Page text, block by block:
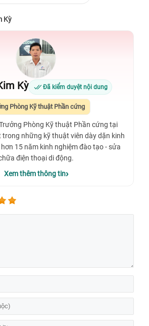
Kỳ
Kỳ Đã kiểm duyệt nội dung
Phòng Kỹ thuật Phần cứng
Phòng Kỹ thuật Phần cứng tại
trong những kỹ thuật viên dày dặn kinh
15 năm kinh nghiệm đào tạo - sửa
điện thoại di động.
Xem thêm thông tin